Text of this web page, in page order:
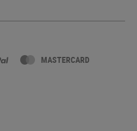
MASTERCARD